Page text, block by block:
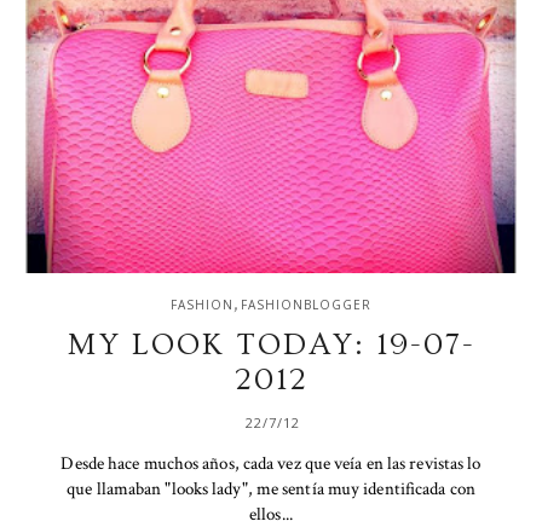
FASHION , FASHIONBLOGGER
MY LOOK TODAY: 19-07-
2012
22/7/12
Desde hace muchos años, cada vez que veía en las revistas lo
que llamaban "looks lady", me sentía muy identificada con
ellos...